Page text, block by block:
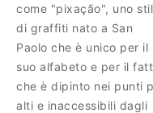
come "pixação", uno
di graffiti nato a San
Paolo che è unico per il
suo alfabeto e per il
che è dipinto nei punti
alti e inaccessibili dagli